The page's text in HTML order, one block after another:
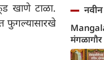
खाणे टाळा.
फुगल्यासारखे
नवीन